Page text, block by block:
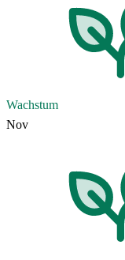
Wachstum
Nov